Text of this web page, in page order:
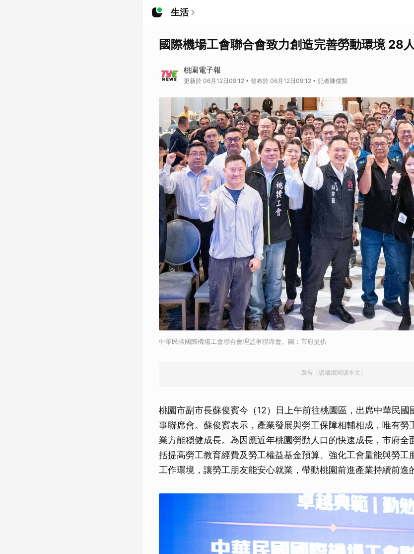
生活
國際機場工會聯合會致力創造完善勞動環境 28
桃園電子報
更新於 06月12日09:12 • 發布於 06月12日09:12 • 記者陳儒賢
中華民國國際機場工會聯合會理監事聯席會。圖：市府提供
廣告（請繼續閱讀本文）
桃園市副市長蘇俊賓今（12）日上午前往桃園區，出席中華民國
事聯席會。蘇俊賓表示，產業發展與勞工保障相輔相成，唯有勞
業方能穩健成長。為因應近年桃園勞動人口的快速成長，市府全
括提高勞工教育經費及勞工權益基金預算、強化工會量能與勞工
工作環境，讓勞工朋友能安心就業，帶動桃園前進產業持續前進